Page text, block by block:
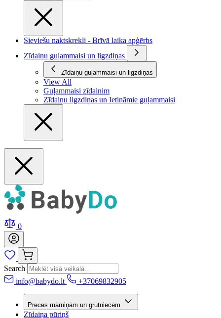
Sieviešu naktskrekli - Brīvā laika apģērbs
Zīdaiņu guļammaisi un ligzdiņas
Zīdaiņu guļammaisi un ligzdiņas
View All
Guļammaisi zīdainim
Zīdaiņu ligzdiņas un Ietināmie guļammaisi
0
Search
info@babydo.lt
+37069832905
Preces māmiņām un grūtniecēm
Zīdaiņa pūriņš